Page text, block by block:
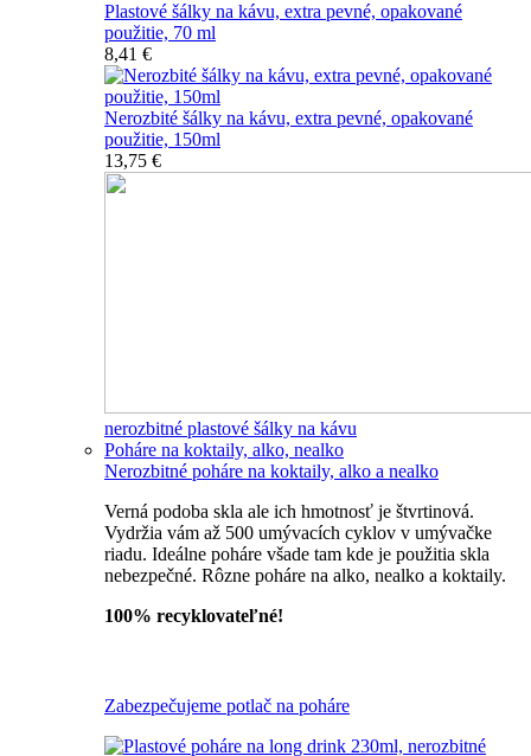
Plastové šálky na kávu, extra pevné, opakované
použitie, 70 ml
8,41 €
Nerozbité šálky na kávu, extra pevné, opakované
použitie, 150ml
13,75 €
nerozbitné plastové šálky na kávu
Poháre na koktaily, alko, nealko
Nerozbitné poháre na koktaily, alko a nealko
Verná podoba skla ale ich hmotnosť je štvrtinová.
Vydržia vám až 500 umývacích cyklov v umývačke
riadu. Ideálne poháre všade tam kde je použitia skla
nebezpečné. Rôzne poháre na alko, nealko a koktaily.
100% recyklovateľné!
Zabezpečujeme potlač na poháre